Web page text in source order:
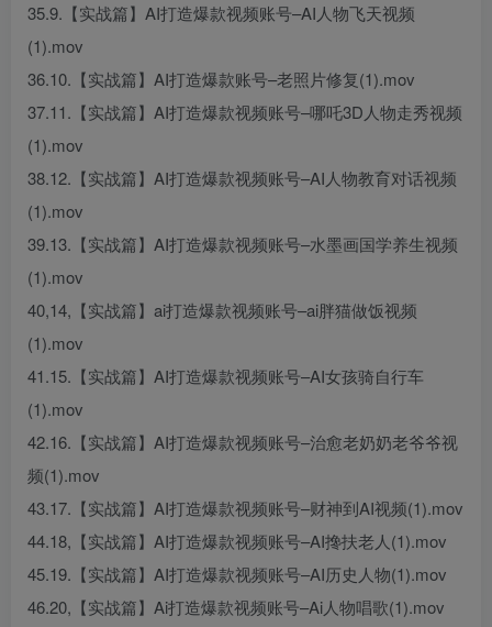
35.9.【实战篇】AI打造爆款视频账号–AI人物飞天视频
(1).mov
36.10.【实战篇】AI打造爆款账号–老照片修复(1).mov
37.11.【实战篇】AI打造爆款视频账号–哪吒3D人物走秀视频
(1).mov
38.12.【实战篇】AI打造爆款视频账号–AI人物教育对话视频
(1).mov
39.13.【实战篇】AI打造爆款视频账号–水墨画国学养生视频
(1).mov
40,14,【实战篇】ai打造爆款视频账号–ai胖猫做饭视频
(1).mov
41.15.【实战篇】AI打造爆款视频账号–AI女孩骑自行车
(1).mov
42.16.【实战篇】AI打造爆款视频账号–治愈老奶奶老爷爷视
频(1).mov
43.17.【实战篇】AI打造爆款视频账号–财神到AI视频(1).mov
44.18,【实战篇】AI打造爆款视频账号–AI搀扶老人(1).mov
45.19.【实战篇】AI打造爆款视频账号–AI历史人物(1).mov
46.20,【实战篇】Ai打造爆款视频账号–Ai人物唱歌(1).mov